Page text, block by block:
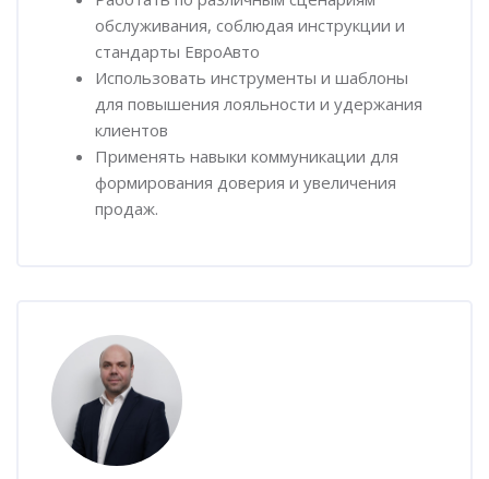
обслуживания, соблюдая инструкции и
стандарты ЕвроАвто
Использовать инструменты и шаблоны
для повышения лояльности и удержания
клиентов
Применять навыки коммуникации для
формирования доверия и увеличения
продаж.